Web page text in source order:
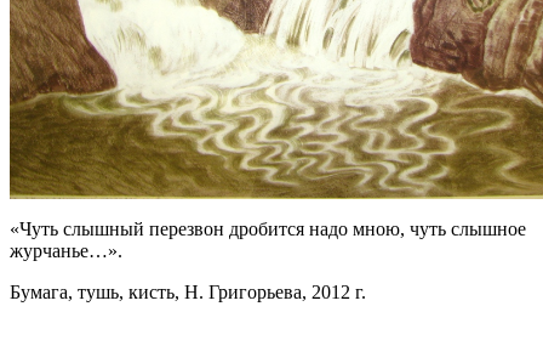
«Чуть слышный перезвон дробится надо мною, чуть слышное
журчанье…».
Бумага, тушь, кисть, Н. Григорьева, 2012 г.